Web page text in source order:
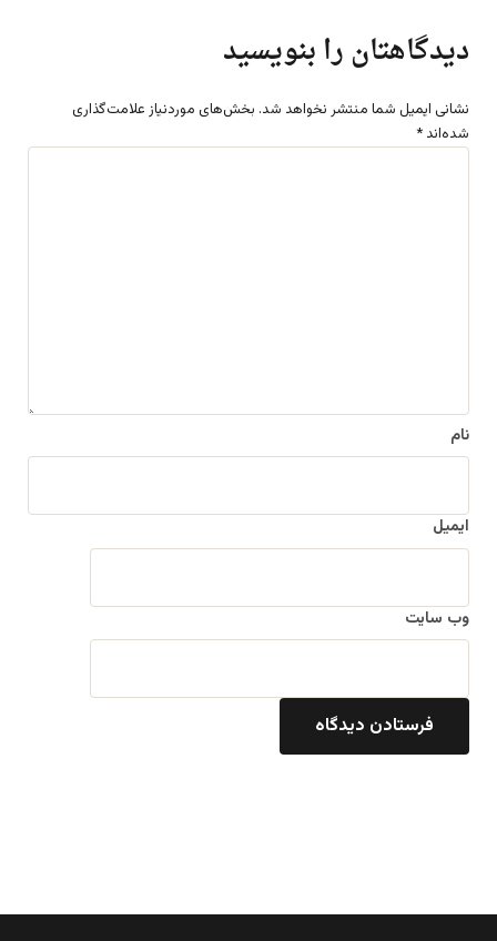
دیدگاهتان را بنویسید
نشانی ایمیل شما منتشر نخواهد شد. بخش‌های موردنیاز علامت‌گذاری
شده‌اند *
نام
ایمیل
وب‌ سایت